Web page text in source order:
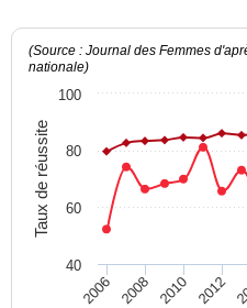
Taux de réussite
(Source : Journal des Femmes
nationale)
2006 2008 2010 2012
40
60
80
100